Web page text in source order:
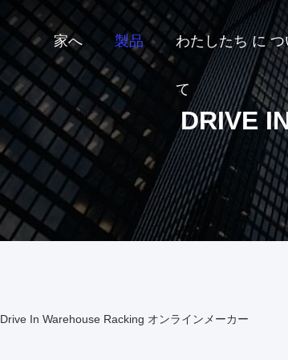
家へ 製品 わたしたち に つ
て
DRIVE
Drive In Warehouse Racking オンラインメーカー